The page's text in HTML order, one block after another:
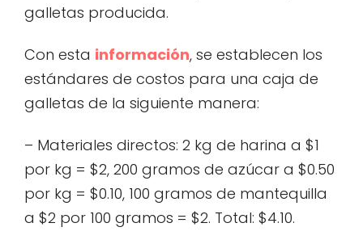
galletas producida.
Con esta información, se establecen los
estándares de costos para una caja de
galletas de la siguiente manera:
– Materiales directos: 2 kg de harina a $1
por kg = $2, 200 gramos de azúcar a $0.50
por kg = $0.10, 100 gramos de mantequilla
a $2 por 100 gramos = $2. Total: $4.10.